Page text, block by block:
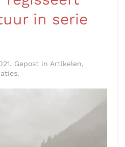
Gepost in Artikelen,